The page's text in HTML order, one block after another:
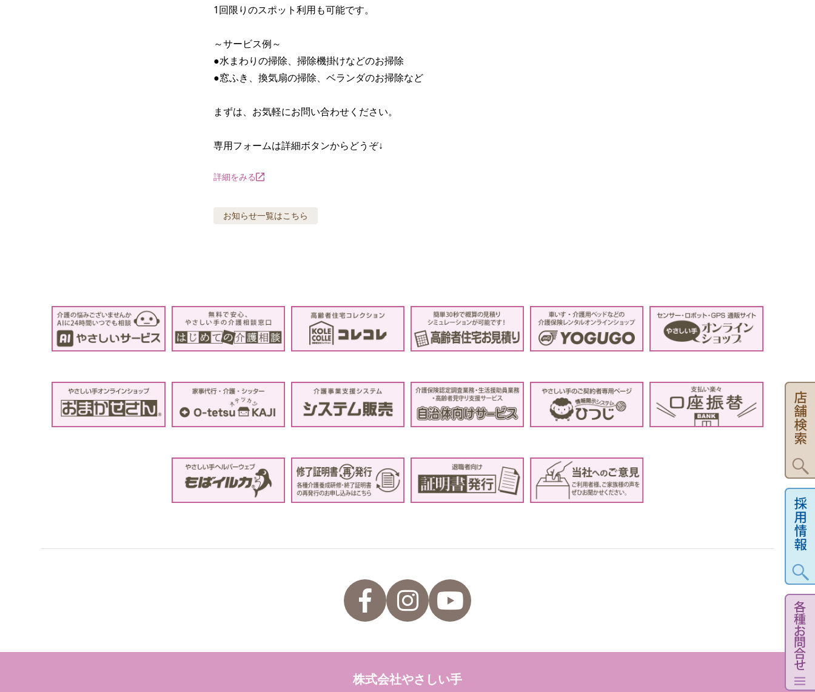
1回限りのスポット利用も可能です。
～サービス例～
●水まわりの掃除、掃除機掛けなどのお掃除
●窓ふき、換気扇の掃除、ベランダのお掃除など
まずは、お気軽にお問い合わせください。
専用フォームは詳細ボタンからどうぞ↓
詳細をみる
お知らせ一覧はこちら
株式会社やさしい手